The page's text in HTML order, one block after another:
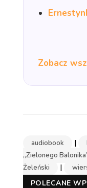
Zobacz
audiobook |
„Zielonego
Żeleński
|
POLECANE